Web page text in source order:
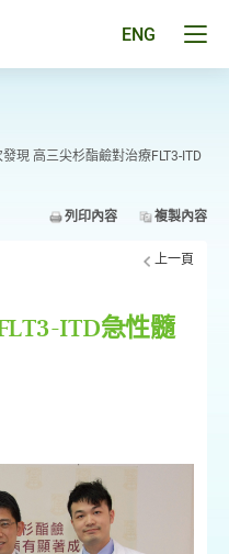
ENG
現 高三尖杉酯鹼對治療FLT3-ITD
列印內容 複製內容
上一頁
ITD急性髓